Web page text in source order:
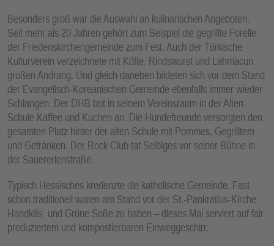
Besonders groß war die Auswahl an kulinarischen Angeboten.
Seit mehr als 20 Jahren gehört zum Beispiel die gegrillte Forelle
der Friedenskirchengemeinde zum Fest. Auch der Türkische
Kulturverein verzeichnete mit Köfte, Rindswurst und Lahmacun
großen Andrang. Und gleich daneben bildeten sich vor dem Stand
der Evangelisch-Koreanischen Gemeinde ebenfalls immer wieder
Schlangen. Der DHB bot in seinem Vereinsraum in der Alten
Schule Kaffee und Kuchen an. Die Hundefreunde versorgten den
gesamten Platz hinter der alten Schule mit Pommes, Gegrilltem
und Getränken. Der Rock Club tat Selbiges vor seiner Bühne in
der Sauererlenstraße.
Typisch Hessisches kredenzte die katholische Gemeinde. Fast
schon traditionell waren am Stand vor der St.-Pankratius-Kirche
Handkäs´ und Grüne Soße zu haben – dieses Mal serviert auf fair
produziertem und kompostierbaren Einweggeschirr.